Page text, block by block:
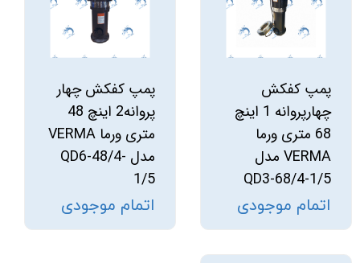
پمپ کفکش
چهارپروانه 1 اینچ
68 متری ورما
VERMA مدل
QD3-68/4-1/5
اتمام موجودی
پمپ کفکش چهار
پروانه2 اینچ 48
متری ورما VERMA
مدل QD6-48/4-
1/5
اتمام موجودی